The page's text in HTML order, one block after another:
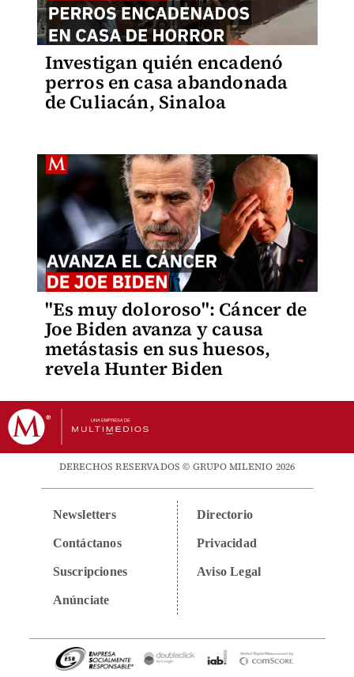
Investigan quién encadenó
perros en casa abandonada
de Culiacán, Sinaloa
"Es muy doloroso": Cáncer de
Joe Biden avanza y causa
metástasis en sus huesos,
revela Hunter Biden
DERECHOS RESERVADOS © GRUPO MILENIO 2026
Newsletters
Contáctanos
Suscripciones
Anúnciate
Directorio
Privacidad
Aviso Legal